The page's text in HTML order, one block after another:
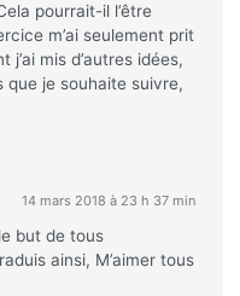
pourrait-il l’être
m’ai seulement prit
j’ai mis d’autres idées,
que je souhaite suivre,
14 mars 2018 à 23 h 37 min
but de tous
ainsi, M’aimer tous